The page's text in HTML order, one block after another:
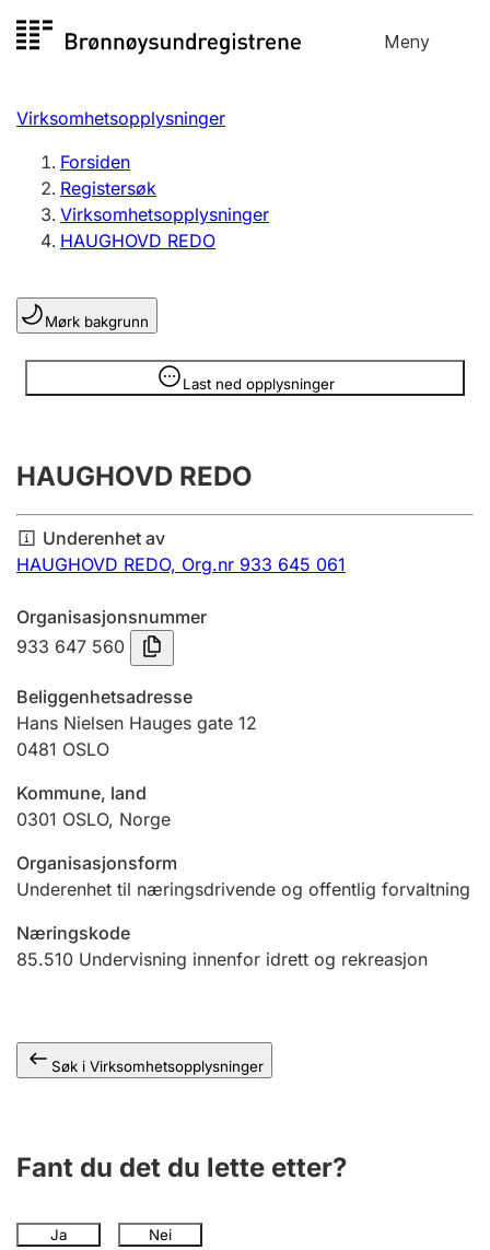
til
Meny
Registersøk
Aksjeselskap
Enkeltpersonforetak
Registrere, endre, slette
Lag og forening
Registrere, endre, slette
Årsregnskap
Innsending og forsinkelsesgebyr
Tinglysing
Jeger
Betaling og jegeravgiftskort
Ektepaktveileder
Virksomhetsopplysninger
Forsiden
Registersøk
Virksomhetsopplysninger
HAUGHOVD REDO
Mørk bakgrunn
Last ned opplysninger
Opplysninger er skjult
HAUGHOVD REDO
Underenhet av
HAUGHOVD REDO, Org.nr 933 645 061
Organisasjonsnummer
933 647 560
Beliggenhetsadresse
Hans Nielsen Hauges gate 12
0481 OSLO
Kommune, land
0301 OSLO, Norge
Organisasjonsform
Underenhet til næringsdrivende og offentlig forvaltning
Næringskode
85.510 Undervisning innenfor idrett og rekreasjon
Søk i Virksomhetsopplysninger
Fant du det du lette etter?
Ja Nei